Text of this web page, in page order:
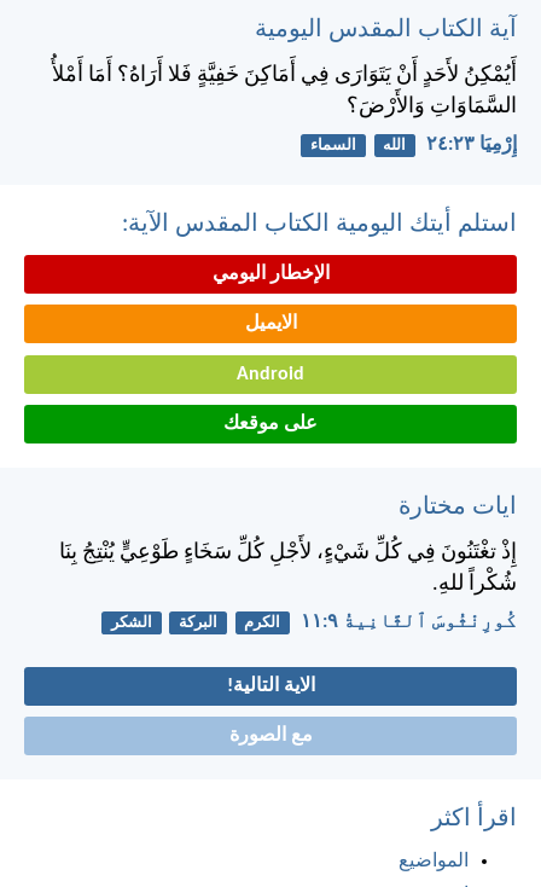
آية الكتاب المقدس اليومية
أَيُمْكِنُ لأَحَدٍ أَنْ يَتَوَارَى فِي أَمَاكِنَ خَفِيَّةٍ فَلا أَرَاهُ؟ أَمَا أَمْلأُ
السَّمَاوَاتِ وَالأَرْضَ؟
إِرْمِيَا ٢٣:‏٢٤ الله السماء
استلم أيتك اليومية الكتاب المقدس الآية:
الإخطار اليومي
الايميل
Android
على موقعك
ايات مختارة
إِذْ تغْتَنُونَ فِي كُلِّ شَيْءٍ، لأَجْلِ كُلِّ سَخَاءٍ طَوْعِيٍّ يُنْتِجُ بِنَا
شُكْراً للهِ.
كُورِنْثُوسَ ٱلثَّانِيةُ ٩:‏١١ الكرم البركة الشكر
الاية التالية!
مع الصورة
اقرأ اكثر
المواضيع